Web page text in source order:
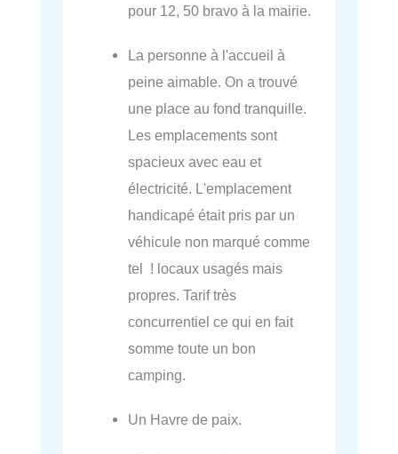
pour 12, 50 bravo à la mairie.
La personne à l'accueil à
peine aimable. On a trouvé
une place au fond tranquille.
Les emplacements sont
spacieux avec eau et
électricité. L'emplacement
handicapé était pris par un
véhicule non marqué comme
tel ! locaux usagés mais
propres. Tarif très
concurrentiel ce qui en fait
somme toute un bon
camping.
Un Havre de paix.